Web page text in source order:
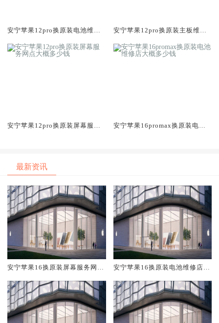
安宁苹果12pro换原装电池维修
安宁苹果12pro换原装主板维修
安宁苹果12pro换原装屏幕服务
安宁苹果16promax换原装电池
最新资讯
安宁苹果16换原装屏幕服务网点
安宁苹果16换原装电池维修店大